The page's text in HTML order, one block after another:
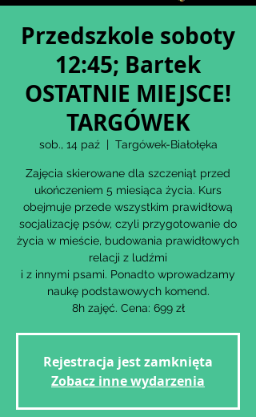
Przedszkole soboty
12:45; Bartek
OSTATNIE MIEJSCE!
TARGÓWEK
sob., 14 paź
  |
Targówek-Białołęka
Zajęcia skierowane dla szczeniąt przed
ukończeniem 5 miesiąca życia. Kurs
obejmuje przede wszystkim prawidłową
socjalizację psów, czyli przygotowanie do
życia w mieście, budowania prawidłowych
relacji z ludźmi
i z innymi psami. Ponadto wprowadzamy
naukę podstawowych komend.
8h zajęć. Cena: 699 zł
Rejestracja jest zamknięta
Zobacz inne wydarzenia